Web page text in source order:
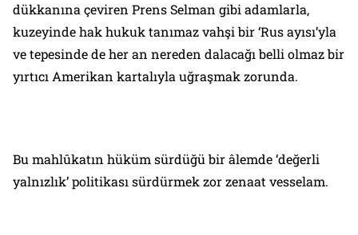
dükkanına çeviren Prens Selman gibi adamlarla,
kuzeyinde hak hukuk tanımaz vahşi bir ‘Rus ayısı’yla
ve tepesinde de her an nereden dalacağı belli olmaz bir
yırtıcı Amerikan kartalıyla uğraşmak zorunda.
Bu mahlûkatın hüküm sürdüğü bir âlemde ‘değerli
yalnızlık’ politikası sürdürmek zor zenaat vesselam.